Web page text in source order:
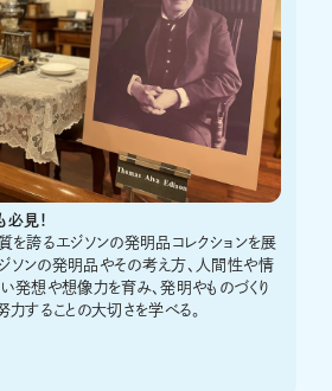
必見！
を誇るエジソンの発明品コレクションを展
ソンの発明品やその考え方、人間性や情
発想や想像力を育み、発明やものづくり
力することの大切さを学べる。